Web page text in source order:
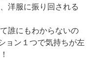
洋服に振り回される
誰にもわからないの
ョン１つで気持ちが左